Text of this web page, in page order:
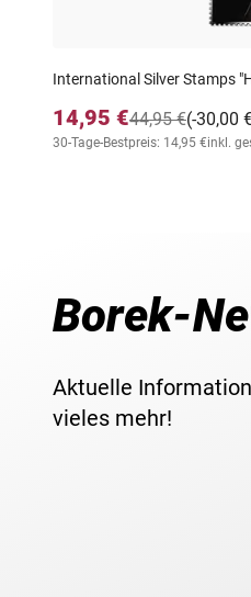
International Silver Stamps
14,95 € (-30,00
44,95 €
30-Tage-Bestpreis: 14,95 €inkl.
Borek-
Aktuelle
vieles mehr!